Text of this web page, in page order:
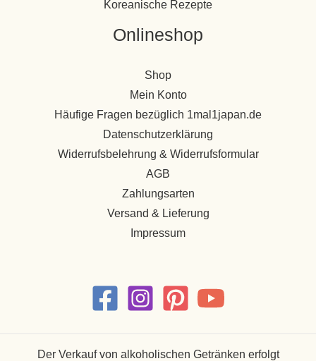
Koreanische Rezepte
Onlineshop
Shop
Mein Konto
Häufige Fragen bezüglich 1mal1japan.de
Datenschutzerklärung
Widerrufsbelehrung & Widerrufsformular
AGB
Zahlungsarten
Versand & Lieferung
Impressum
Der Verkauf von alkoholischen Getränken erfolgt